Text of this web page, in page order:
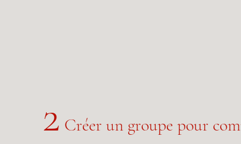
2 Créer un groupe pour